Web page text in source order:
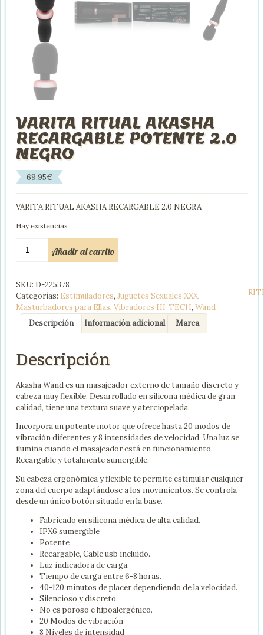
VARITA RITUAL AKASHA
RECARGABLE POTENTE 2.0
NEGRO
69,95€
VARITA RITUAL AKASHA RECARGABLE 2.0 NEGRA
Hay existencias
RITUAL
POTENTE
2.0
NEGRO
cantidad
Añadir al carrito
SKU: D-225378
Categorías: Estimuladores, Juguetes Sexuales XXX,
Masturbadores para Ellas, Vibradores HI-TECH, Wand
Descripción Información adicional Marca
Descripción
Akasha Wand es un masajeador externo de tamaño discreto y
cabeza muy flexible. Desarrollado en silicona médica de gran
calidad, tiene una textura suave y aterciopelada.
Incorpora un potente motor que ofrece hasta 20 modos de
vibración diferentes y 8 intensidades de velocidad. Una luz se
ilumina cuando el masajeador está en funcionamiento.
Recargable y totalmente sumergible.
Su cabeza ergonómica y flexible te permite estimular cualquier
zona del cuerpo adaptándose a los movimientos. Se controla
desde un único botón situado en la base.
Fabricado en silicona médica de alta calidad.
IPX6 sumergible
Potente
Recargable, Cable usb incluido.
Luz indicadora de carga.
Tiempo de carga entre 6-8 horas.
40-120 minutos de placer dependiendo de la velocidad.
Silencioso y discreto.
No es poroso e hipoalergénico.
20 Modos de vibración
8 Niveles de intensidad